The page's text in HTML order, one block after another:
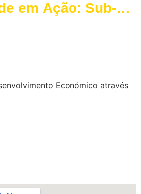
em Ação: Sub-
Económico através